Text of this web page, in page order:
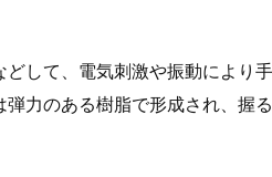
して、電気刺激や振動により
力のある樹脂で形成され、握